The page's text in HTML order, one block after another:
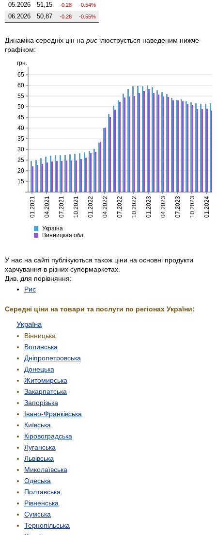
05.2026 51,15 -0.28 -0.54%
06.2026 50,87 -0.28 -0.55%
Динаміка середніх цін на рис ілюструється наведеним нижче
графіком:
Україна
Винницкая
01.2021 04.2021 07.2021 10.2021 01.2022 04.2022 07.2022 10.2022 01.2023 04.2023 07.2023 10.2023 01.2024
15
20
25
30
35
40
45
50
55
60
65
грн.
Україна
Винницкая обл.
У нас на сайті публікуються також ціни на основні продукти
харчування в різних супермаркетах.
Див. для порівняння:
Рис
Середні ціни на товари та послуги по регіонах України:
Україна
Вінницька
Волинська
Дніпропетровська
Донецька
Житомирська
Закарпатська
Запорізька
Івано-Франківська
Київська
Кіровоградська
Луганська
Львівська
Миколаївська
Одеська
Полтавська
Рівненська
Сумська
Тернопільська